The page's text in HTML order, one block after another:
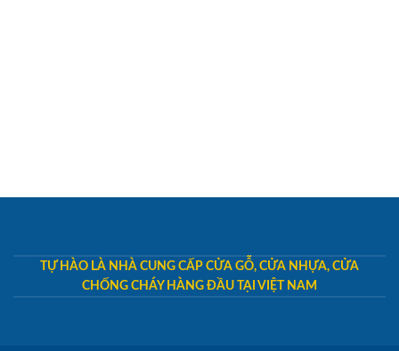
TỰ HÀO LÀ NHÀ CUNG CẤP CỬA GỖ, CỬA NHỰA, CỬA
CHỐNG CHÁY HÀNG ĐẦU TẠI VIỆT NAM